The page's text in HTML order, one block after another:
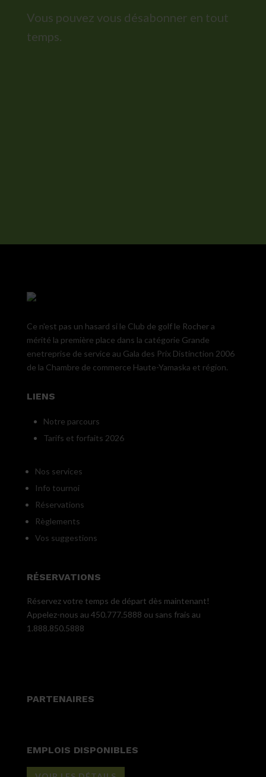
Vous pouvez vous désabonner en tout
temps.
Ce n'est pas un hasard si le Club de golf le Rocher a
mérité la première place dans la catégorie Grande
enetreprise de service au Gala des Prix Distinction 2006
de la Chambre de commerce Haute-Yamaska et région.
LIENS
Notre parcours
Tarifs et forfaits 2026
Nos services
Info tournoi
Réservations
Règlements
Vos suggestions
RÉSERVATIONS
Réservez votre temps de départ dès maintenant!
Appelez-nous au 450.777.5888 ou sans frais au
1.888.850.5888
PARTENAIRES
EMPLOIS DISPONIBLES